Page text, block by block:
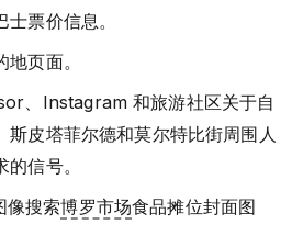
票价信息。
页面。
、Instagram 和旅游社区关于自
斯皮塔菲尔德和莫尔特比街周围人
信号。
像搜索博罗市场食品摊位封面图